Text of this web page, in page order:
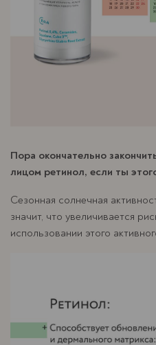
Пора окончательно
лицом ретинол, если ты
Сезонная солнечная
значит, что увеличивается
использовании этого